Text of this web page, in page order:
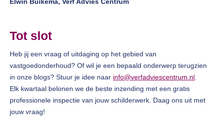
Tot slot
Heb jij een vraag of uitdaging op het gebied van
vastgoedonderhoud? Of wil je een bepaald onderwerp terugzien
in onze blogs? Stuur je idee naar info@verfadviescentrum.nl
Elk kwartaal belonen we de beste inzending met een gratis
professionele inspectie van jouw schilderwerk. Daag ons uit met
jouw vraag!